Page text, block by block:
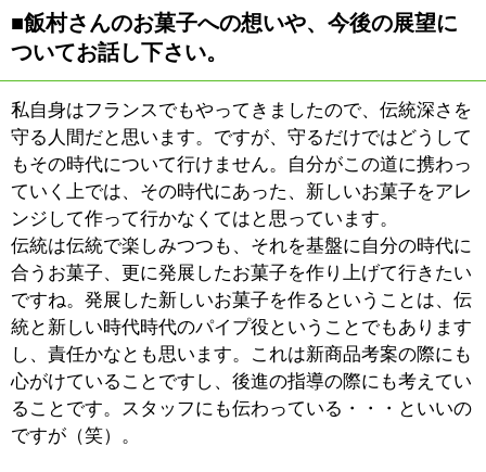
定休日 : 月曜日
所在地 : 墨田区東向島2-31-11
WEB :
: 11：00～20：00
駐車場 : 無
このページの先頭へ
江戸川区時間 江東区時間 葛飾区時間
表示： PC |モバイル
© 2013 art blue Inc.